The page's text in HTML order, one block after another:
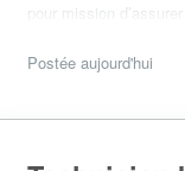
pour mission
Postée aujourd'hui